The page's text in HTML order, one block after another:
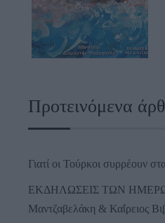
Προτεινόμενα
Γιατί οι Τούρκοι συρρέουν
ΕΚΔΗΛΩΣΕΙΣ ΤΩΝ
Μαντζαβελάκη & Καΐρειος